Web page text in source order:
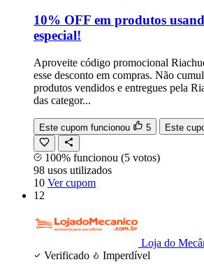
10% OFF em produtos
especial!
Aproveite código promocional
esse desconto em compras. Não
produtos vendidos e entregues pela
das categor...
Este cupom funcionou 5 Este
100% funcionou (5 votos)
98 usos utilizados
10 Ver cupom
12
Loja do
Verificado
Imperdível